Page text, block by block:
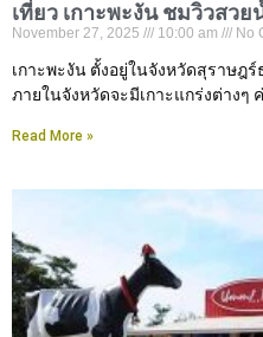
เที่ยว เกาะพะงัน ชมวิวสวย
November 27, 2025 10:00 am No
เกาะพะงัน ตั้งอยู่ในจังหวัดสุราษฎร์
ภายในจังหวัดจะมีเกาะแกร่งต่างๆ
Read More »